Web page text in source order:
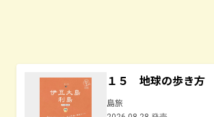
１５ 地球の歩き
島旅